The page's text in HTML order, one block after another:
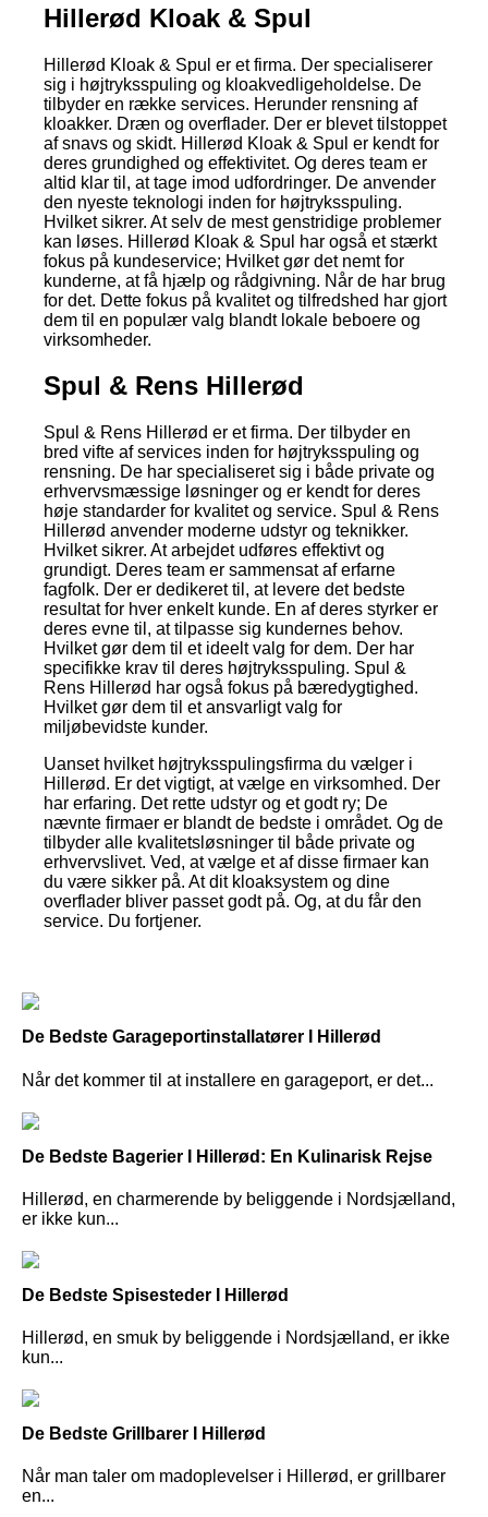
Hillerød Kloak & Spul
Hillerød Kloak & Spul er et firma. Der specialiserer
sig i højtryksspuling og kloakvedligeholdelse. De
tilbyder en række services. Herunder rensning af
kloakker. Dræn og overflader. Der er blevet tilstoppet
af snavs og skidt. Hillerød Kloak & Spul er kendt for
deres grundighed og effektivitet. Og deres team er
altid klar til, at tage imod udfordringer. De anvender
den nyeste teknologi inden for højtryksspuling.
Hvilket sikrer. At selv de mest genstridige problemer
kan løses. Hillerød Kloak & Spul har også et stærkt
fokus på kundeservice; Hvilket gør det nemt for
kunderne, at få hjælp og rådgivning. Når de har brug
for det. Dette fokus på kvalitet og tilfredshed har gjort
dem til en populær valg blandt lokale beboere og
virksomheder.
Spul & Rens Hillerød
Spul & Rens Hillerød er et firma. Der tilbyder en
bred vifte af services inden for højtryksspuling og
rensning. De har specialiseret sig i både private og
erhvervsmæssige løsninger og er kendt for deres
høje standarder for kvalitet og service. Spul & Rens
Hillerød anvender moderne udstyr og teknikker.
Hvilket sikrer. At arbejdet udføres effektivt og
grundigt. Deres team er sammensat af erfarne
fagfolk. Der er dedikeret til, at levere det bedste
resultat for hver enkelt kunde. En af deres styrker er
deres evne til, at tilpasse sig kundernes behov.
Hvilket gør dem til et ideelt valg for dem. Der har
specifikke krav til deres højtryksspuling. Spul &
Rens Hillerød har også fokus på bæredygtighed.
Hvilket gør dem til et ansvarligt valg for
miljøbevidste kunder.
Uanset hvilket højtryksspulingsfirma du vælger i
Hillerød. Er det vigtigt, at vælge en virksomhed. Der
har erfaring. Det rette udstyr og et godt ry; De
nævnte firmaer er blandt de bedste i området. Og de
tilbyder alle kvalitetsløsninger til både private og
erhvervslivet. Ved, at vælge et af disse firmaer kan
du være sikker på. At dit kloaksystem og dine
overflader bliver passet godt på. Og, at du får den
service. Du fortjener.
De Bedste Garageportinstallatører I Hillerød
Når det kommer til at installere en garageport, er det...
De Bedste Bagerier I Hillerød: En Kulinarisk Rejse
Hillerød, en charmerende by beliggende i Nordsjælland,
er ikke kun...
De Bedste Spisesteder I Hillerød
Hillerød, en smuk by beliggende i Nordsjælland, er ikke
kun...
De Bedste Grillbarer I Hillerød
Når man taler om madoplevelser i Hillerød, er grillbarer
en...